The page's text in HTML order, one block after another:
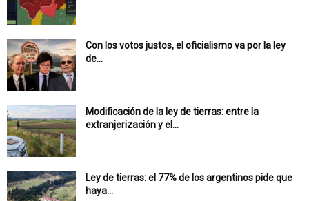
Con los votos justos, el oficialismo va por la ley
de...
Modificación de la ley de tierras: entre la
extranjerización y el...
Ley de tierras: el 77% de los argentinos pide que
haya...